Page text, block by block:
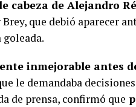
cabeza de Alejandro
que debió aparecer
inmejorable antes
le demandaba
de prensa, confirmó que